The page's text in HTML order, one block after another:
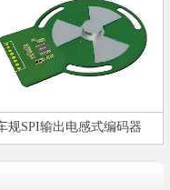
规SPI输出电感式编码器